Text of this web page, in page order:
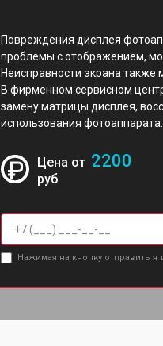
Повреждения дисплея
проблемы с отображением,
Неисправности экрана также
В фирменном сервисном
замену матрицы дисплея,
использования фотоаппарата.
Цена от 2200
руб
Нажимая на кнопку отправить